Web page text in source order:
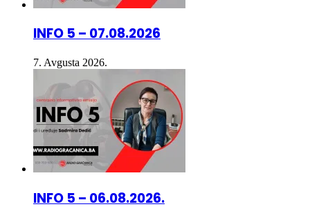
INFO 5 – 07.08.2026
7. Avgusta 2026.
INFO 5 – 06.08.2026.
6. Avgusta 2026.